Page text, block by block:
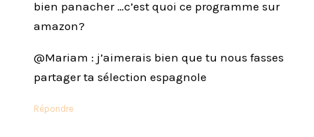
bien panacher …c’est quoi ce programme sur
amazon?
@Mariam : j’aimerais bien que tu nous fasses
partager ta sélection espagnole
Répondre